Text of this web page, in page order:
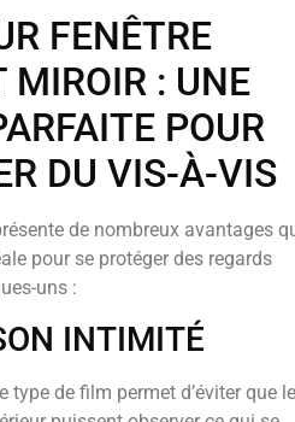
FENÊTRE
MIROIR : UNE
POUR
DU VIS-À-VIS
de nombreux avantages
pour se protéger des regards
uns :
INTIMITÉ
type de film permet d’éviter que